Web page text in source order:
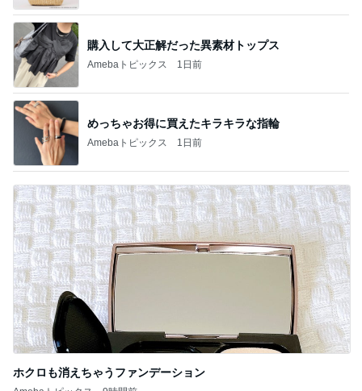
購入して大正解だった異素材トップス
Amebaトピックス 1日前
めっちゃお得に買えたキラキラな指輪
Amebaトピックス 1日前
ホクロも消えちゃうファンデーション